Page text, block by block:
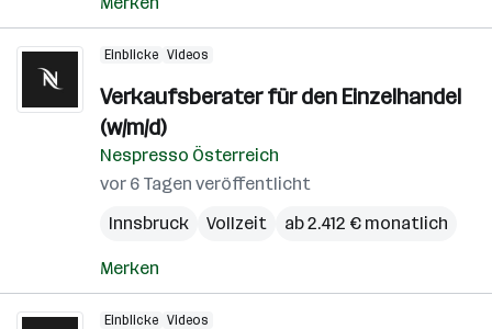
Einblicke Videos
Verkaufsberater für den Einzelhandel
(w/m/d)
Nespresso Österreich
vor 6 Tagen veröffentlicht
Innsbruck
Vollzeit ab 2.412 € monatlich
Merken
Einblicke Videos